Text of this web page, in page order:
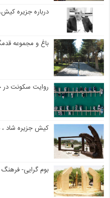
درباره جزیره
باغ و مجموعه
روایت سکونت در
کیش جزیره شاد ،
بوم گرایی-